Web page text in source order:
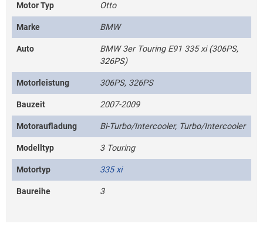
Motor Typ Otto
Marke BMW
Auto
BMW 3er Touring E91 335 xi (306PS,
326PS)
Motorleistung 306PS, 326PS
Bauzeit 2007-2009
Motoraufladung Bi-Turbo/Intercooler, Turbo/Intercooler
Modelltyp 3 Touring
Motortyp 335 xi
Baureihe 3